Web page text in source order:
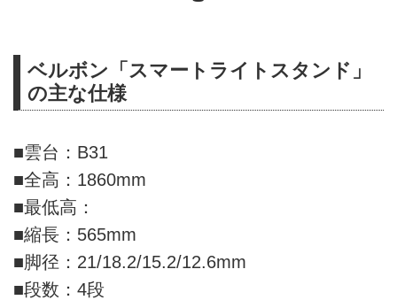
ベルボン「スマートライトスタンド」
の主な仕様
■雲台：B31
■全高：1860mm
■最低高：
■縮長：565mm
■脚径：21/18.2/15.2/12.6mm
■段数：4段